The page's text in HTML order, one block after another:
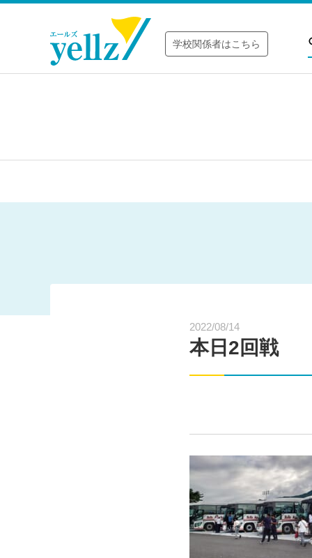
学校関係者はこちら
2022/08/14
本日2回戦